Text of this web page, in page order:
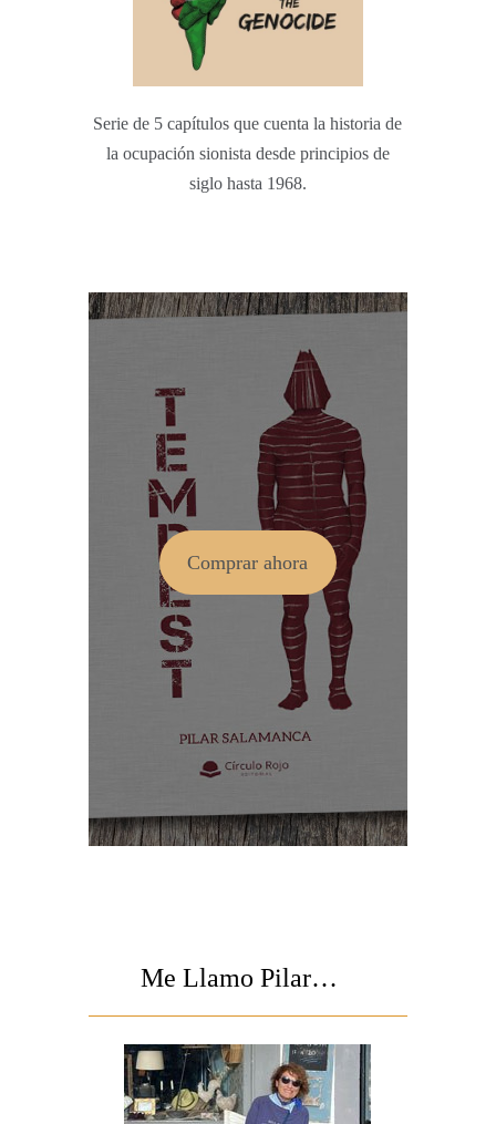
Serie de 5 capítulos que cuenta la historia de
la ocupación sionista desde principios de
siglo hasta 1968.
Comprar ahora
Me Llamo Pilar…